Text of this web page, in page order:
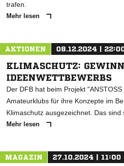
trafen.
Mehr lesen
AKTIONEN 08.12.2024 |
KLIMASCHUTZ:
IDEENWETTBEWERBS
Der DFB hat beim Projekt
Amateurklubs für ihre Konzepte im
Klimaschutz ausgezeichnet. Das sind
Mehr lesen
MAGAZIN 27.10.2024 | 11:00